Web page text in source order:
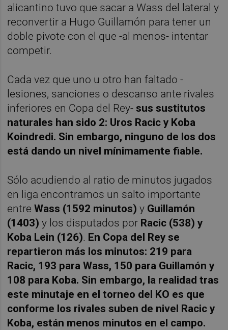
alicantino tuvo que sacar a Wass del lateral y
reconvertir a Hugo Guillamón para tener un
doble pivote con el que -al menos- intentar
competir.
Cada vez que uno u otro han faltado -
lesiones, sanciones o descanso ante rivales
inferiores en Copa del Rey-sus sustitutos
naturales han sido 2: Uros Racic y Koba
Koindredi. Sin embargo, ninguno de los dos
está dando un nivel mínimamente fiable.
Sólo acudiendo al ratio de minutos jugados
en liga encontramos un salto importante
entreWass (1592 minutos)y Guillamón
(1403) y los disputados por Racic (538) y
Koba Lein (126). En Copa del Rey se
repartieron más los minutos: 219 para
Racic, 193 para Wass, 150 para Guillamón y
108 para Koba. Sin embargo, la realidad tras
este minutaje en el torneo del KO es que
conforme los rivales suben de nivel Racic y
Koba, están menos minutos en el campo.